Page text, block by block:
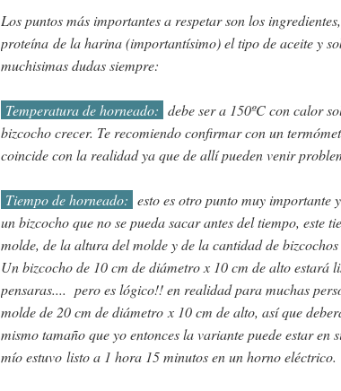
Los puntos más importantes a respetar son los
proteína de la harina (importantísimo) el tipo de aceite y
muchisimas dudas siempre:
Temperatura de horneado: debe ser a 150ºC con calor
bizcocho crecer. Te recomiendo confirmar con un
coincide con la realidad ya que de allí pueden venir
Tiempo de horneado: esto es otro punto muy importante
un bizcocho que no se pueda sacar antes del tiempo,
molde, de la altura del molde y de la cantidad de
Un bizcocho de 10 cm de diámetro x 10 cm de alto estará
pensaras.... pero es lógico!! en realidad para muchas
molde de 20 cm de diámetro x 10 cm de alto, así que
mismo tamaño que yo entonces la variante puede estar
mío estuvo listo a 1 hora 15 minutos en un horno eléctrico.